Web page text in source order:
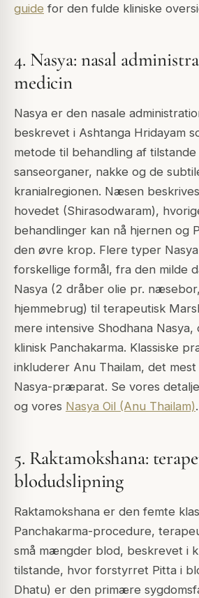
guide for den fulde kliniske
4. Nasya: nasal
medicin
Nasya er den nasale
beskrevet i Ashtanga Hridayam
metode til behandling af tilstande
sanseorganer, nakke og de
kranialregionen. Næsen
hovedet (Shirasodwaram),
behandlinger kan nå hjernen og
den øvre krop. Flere typer
forskellige formål, fra den milde
Nasya (2 dråber olie pr.
hjemmebrug) til terapeutisk
mere intensive Shodhana Nasya,
klinisk Panchakarma. Klassiske
inkluderer Anu Thailam, det
Nasya-præparat. Se vores
og vores Nasya Oil (Anu Thailam).
5. Raktamokshana:
blodudslipning
Raktamokshana er den femte
Panchakarma-procedure,
små mængder blod, beskrevet i
tilstande, hvor forstyrret Pitta i
Dhatu) er den primære